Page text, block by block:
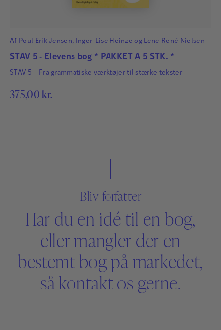
Af Poul Erik Jensen, Inger-Lise Heinze og Lene René Nielsen
STAV 5 - Elevens bog * PAKKET A 5 STK. *
STAV 5 – Fra grammatiske værktøjer til stærke tekster
375,00 kr.
Bliv forfatter
Har du en idé til en bog,
eller mangler der en
bestemt bog på markedet,
så kontakt os gerne.